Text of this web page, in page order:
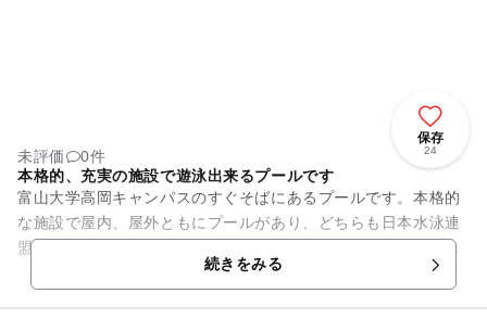
保存
24
未評価
0件
本格的、充実の施設で遊泳出来るプールです
富山大学高岡キャンパスのすぐそばにあるプールです。本格的
な施設で屋内、屋外ともにプールがあり、どちらも日本水泳連
盟公認のプールとなっています。遊泳プールだけでなく、飛び
込みプールもあり、大会が開...続きをみる